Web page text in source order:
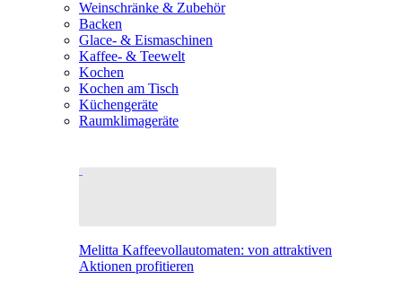
Weinschränke & Zubehör
Backen
Glace- & Eismaschinen
Kaffee- & Teewelt
Kochen
Kochen am Tisch
Küchengeräte
Raumklimageräte
Melitta Kaffeevollautomaten: von attraktiven
Aktionen profitieren